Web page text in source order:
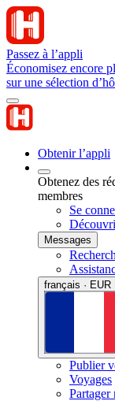
Passez à l’appli
Économisez encore
sur une sélection
Obtenir l’appli
Obtenez des
membres
Se
Messages
français · EUR
Publier
Voyages
Partager